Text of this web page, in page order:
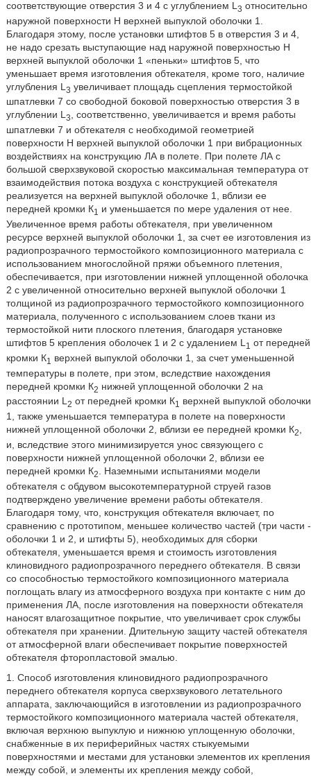
соответствующие отверстия 3 и 4 с углублением L 3 относительно
наружной поверхности Н верхней выпуклой оболочки 1.
Благодаря этому, после установки штифтов 5 в отверстия 3 и 4,
не надо срезать выступающие над наружной поверхностью Н
верхней выпуклой оболочки 1 «пеньки» штифтов 5, что
уменьшает время изготовления обтекателя, кроме того, наличие
углубления L 3 увеличивает площадь сцепления термостойкой
шпатлевки 7 со свободной боковой поверхностью отверстия 3 в
углублении L3, соответственно, увеличивается и время работы
шпатлевки 7 и обтекателя с необходимой геометрией
поверхности Н верхней выпуклой оболочки 1 при вибрационных
воздействиях на конструкцию ЛА в полете. При полете ЛА с
большой сверхзвуковой скоростью максимальная температура от
взаимодействия потока воздуха с конструкцией обтекателя
реализуется на верхней выпуклой оболочке 1, вблизи ее
передней кромки К1
и уменьшается по мере удаления от нее.
Увеличенное время работы обтекателя, при увеличенном
ресурсе верхней выпуклой оболочки 1, за счет ее изготовления из
радиопрозрачного термостойкого композиционного материала с
использованием многослойной пряжи объемного плетения,
обеспечивается, при изготовлении нижней уплощенной оболочка
2 с увеличенной относительно верхней выпуклой оболочки 1
толщиной из радиопрозрачного термостойкого композиционного
материала, полученного с использованием слоев ткани из
термостойкой нити плоского плетения, благодаря установке
штифтов 5 крепления оболочек 1 и 2 с удалением L 1 от передней
кромки К1
верхней выпуклой оболочки 1, за счет уменьшенной
температуры в полете, при этом, вследствие нахождения
передней кромки К2 нижней уплощенной оболочки 2 на
расстоянии L2 от передней кромки К1
верхней выпуклой оболочки
1, также уменьшается температура в полете на поверхности
нижней уплощенной оболочки 2, вблизи ее передней кромки К2
и, вследствие этого минимизируется унос связующего с
поверхности нижней уплощенной оболочки 2, вблизи ее
передней кромки К2
. Наземными испытаниями модели
обтекателя с обдувом высокотемпературной струей газов
подтверждено увеличение времени работы обтекателя.
Благодаря тому, что, конструкция обтекателя включает, по
сравнению с прототипом, меньшее количество частей (три части -
оболочки 1 и 2, и штифты 5), необходимых для сборки
обтекателя, уменьшается время и стоимость изготовления
клиновидного радиопрозрачного переднего обтекателя. В связи
со способностью термостойкого композиционного материала
поглощать влагу из атмосферного воздуха при контакте с ним до
применения ЛА, после изготовления на поверхности обтекателя
наносят влагозащитное покрытие, что увеличивает срок службы
обтекателя при хранении. Длительную защиту частей обтекателя
от атмосферной влаги обеспечивает покрытие поверхностей
обтекателя фторопластовой эмалью.
1. Способ изготовления клиновидного радиопрозрачного
переднего обтекателя корпуса сверхзвукового летательного
аппарата, заключающийся в изготовлении из радиопрозрачного
термостойкого композиционного материала частей обтекателя,
включая верхнюю выпуклую и нижнюю уплощенную оболочки,
снабженные в их периферийных частях стыкуемыми
поверхностями и местами для установки элементов их крепления
между собой, и элементы их крепления между собой,